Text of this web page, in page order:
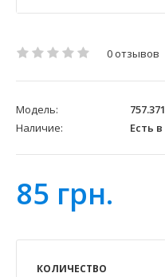
0 отзывов
Модель:
Наличие:
Есть
85 грн.
КОЛИЧЕСТВО